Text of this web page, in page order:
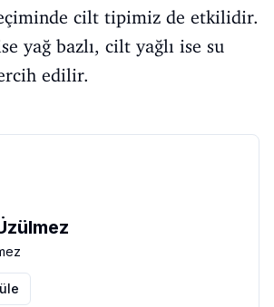
cilt tipimiz de etkilidir.
yağ bazlı, cilt yağlı ise su
edilir.